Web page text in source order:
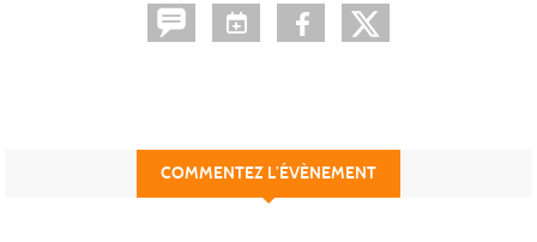
COMMENTEZ L’ÉVÈNEMENT